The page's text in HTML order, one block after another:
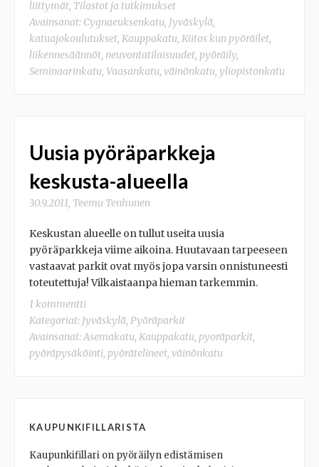
liittymät, Tilastot ja tutkimukset
Avainsanat: Cygnaeuksenkatu, Jyväskylä,
katuajokoulutukset, Kauppakatu, Kiitos kun pyöräilet,
liikennesäännöt, neuvontatilaisuudet, pyöräily,
Seminaarinkatu, Vaasankatu, väinönkatu, yliopistonkatu
Uusia pyöräparkkeja
keskusta-alueella
30.9.2011, Teemu Tenhunen
Keskustan alueelle on tullut useita uusia
pyöräparkkeja viime aikoina. Huutavaan tarpeeseen
vastaavat parkit ovat myös jopa varsin onnistuneesti
toteutettuja! Vilkaistaanpa hieman tarkemmin.
1 kommentti
Kategoriat: Jyväskylä, Pyöräparkit
Avainsanat:Asemakatu, Kauppakatu, pyoräparkit,
pyöräpysäköinti, pyörätelineet, väinönkatu
KAUPUNKIFILLARISTA
Kaupunkifillari on pyöräilyn edistämisen